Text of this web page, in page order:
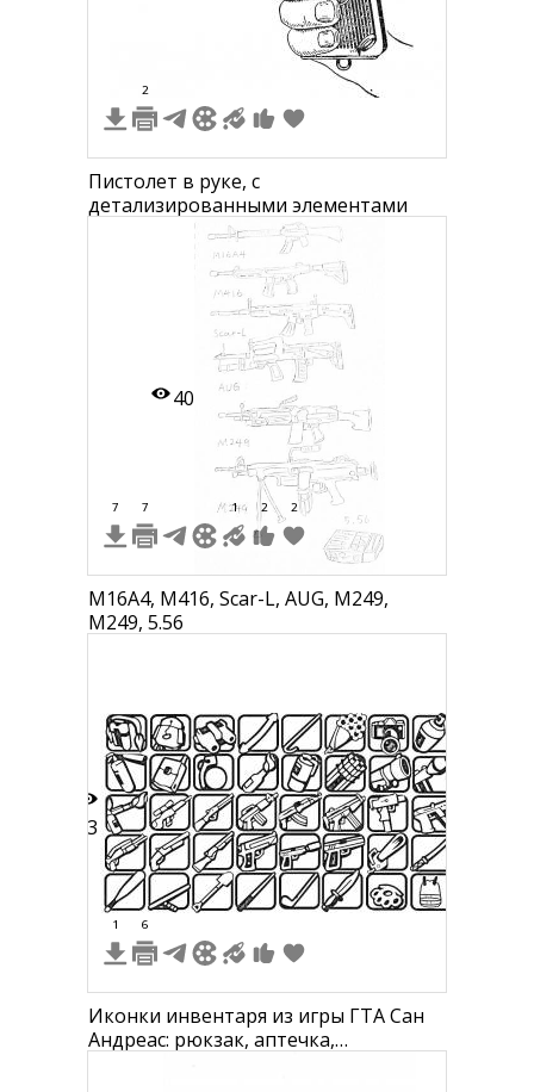
2
Пистолет в руке, с
детализированными элементами
40
7 7 1 2 2
M16A4, M416, Scar-L, AUG, M249,
M249, 5.56
13
1 6
Иконки инвентаря из игры ГТА Сан
Андреас: рюкзак, аптечка,